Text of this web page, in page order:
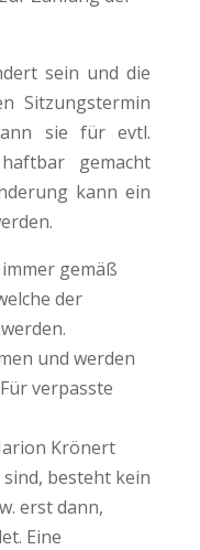
sein und die
Sitzungstermin
sie für evtl.
gemacht
kann ein
gemäß
der
und werden
verpasste
Krönert
besteht kein
erst dann,
Eine